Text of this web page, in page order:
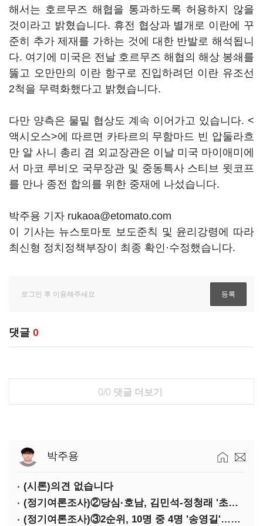
해서는 호르무즈 해협을 통과하도록 허용하지 않을
것이라고 밝혔습니다. 휴전 협상과 별개로 이란에 꾸
준히 추가 제재를 가하는 것에 대한 반발로 해석됩니
다. 여기에 미국은 전날 호르무즈 해협의 해상 봉쇄를
뚫고 오만만의 이란 항구로 진입하려던 이란 유조선
2척을 무력화했다고 밝혔습니다.
다만 양측은 물밑 협상도 계속 이어가고 있습니다. <
액시오스>에 따르면 카타르의 무함마드 빈 압둘라흐
만 알 사니 총리 겸 외교장관은 이날 미국 마이애미에
서 마코 루비오 국무장관 및 중동특사 스티브 윗코프
를 만나 종전 합의를 위한 중재에 나섰습니다.
박주용 기자 rukaoa@etomato.com
이 기사는 뉴스토마토 보도준칙 및 윤리강령에 따라
최신형 정치정책부장이 최종 확인·수정했습니다.
댓글 0
0/0 댓글 더보기
박주용
(시론)의견 없습니다
(정기여론조사)②당심·호남, 김민석-정청래 '초접전'
(정기여론조사)③2순위, 10명 중 4명 '송영길'…정청래 '한 자릿수'